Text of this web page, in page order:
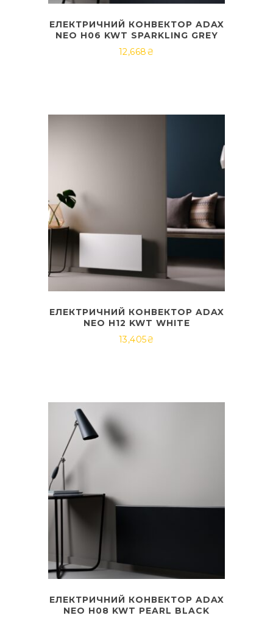
ЕЛЕКТРИЧНИЙ КОНВЕКТОР ADAX
NEO H06 KWT SPARKLING GREY
12,668₴
ЕЛЕКТРИЧНИЙ КОНВЕКТОР ADAX
NEO H12 KWT WHITE
13,405₴
ЕЛЕКТРИЧНИЙ КОНВЕКТОР ADAX
NEO H08 KWT PEARL BLACK